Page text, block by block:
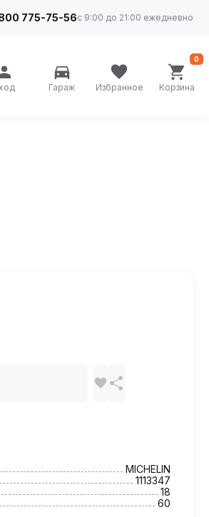
775-75-56с 9:00 до 21:00 ежедневно
Гараж Избранное Корзина
0
MICHELIN
1113347
18
60